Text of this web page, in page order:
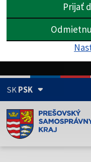
Prijať
SKPSK
Doména psk.sk je
Toto je oficiálna